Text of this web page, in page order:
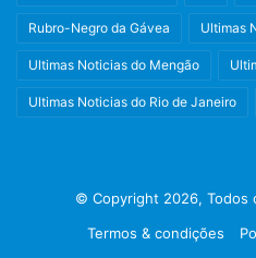
Rubro-Negro da Gávea Ultimas
Ultimas Noticias do Mengão
Ultimas Noticias do Rio de Janeiro
© Copyright 2026, Todos
Termos & condições